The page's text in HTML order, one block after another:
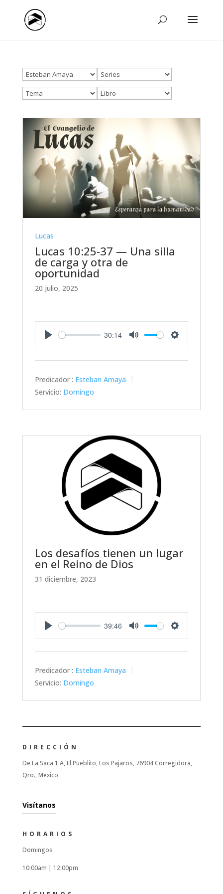
Lucas
Lucas 10:25-37 — Una silla
de carga y otra de
oportunidad
20 julio, 2025
30:14
Predicador : Esteban Amaya
Servicio: Domingo
Los desafíos tienen un lugar
en el Reino de Dios
31 diciembre, 2023
39:46
Predicador : Esteban Amaya
Servicio: Domingo
DIRECCIÓN
De La Saca 1 A, El Pueblito, Los Pajaros, 76904 Corregidora,
Qro., Mexico
Visítanos
HORARIOS
Domingos
10:00am | 12:00pm